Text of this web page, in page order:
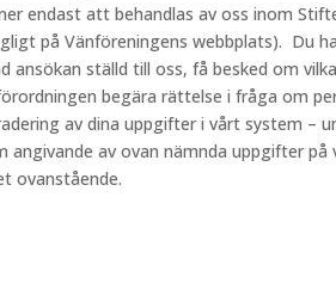
endast att behandlas av oss inom
på Vänföreningens webbplats). Du
ställd till oss, få besked om
begära rättelse i fråga om
av dina uppgifter i vårt system
av ovan nämnda uppgifter
ovanstående.